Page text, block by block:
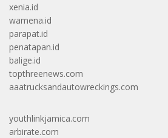
xenia.id
wamena.id
parapat.id
penatapan.id
balige.id
topthreenews.com
aaatrucksandautowreckings.com
youthlinkjamica.com
arbirate.com